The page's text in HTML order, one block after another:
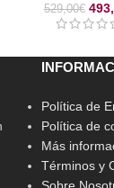
529,00€
Política de
Política de
Más
Términos y